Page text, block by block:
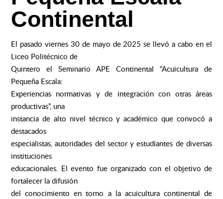
Continental
El pasado viernes 30 de mayo de 2025 se llevó a cabo en el
Liceo Politécnico de
Quintero el Seminario APE Continental “Acuicultura de
Pequeña Escala:
Experiencias normativas y de integración con otras áreas
productivas”, una
instancia de alto nivel técnico y académico que convocó a
destacados
especialistas, autoridades del sector y estudiantes de diversas
instituciones
educacionales. El evento fue organizado con el objetivo de
fortalecer la difusión
del conocimiento en torno a la acuicultura continental de